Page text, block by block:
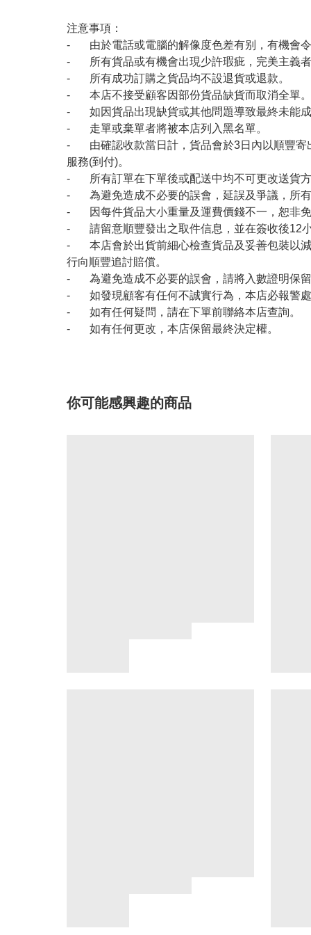
注意事項：
- 由於電話或電腦的解像度色差有别，有機會令
- 所有貨品或有機會出現少許瑕疵，完美主義
- 所有成功訂購之貨品均不設退貨或退款。
- 本店不接受顧客因部份貨品缺貨而取消全單。
- 如因貨品出現缺貨或其他問題導致最終未能成
- 走單或棄單者將被本店列入黑名單。
- 由確認收款當日計，貨品會於3日內以順豐寄
服務(到付)。
- 所有訂單在下單後或配送中均不可更改送貨方
- 為避免造成不必要的誤會，延誤及爭議，所
- 因每件貨品大小重量及運費價錢不一，恕非免
- 請留意順豐發出之取件信息，並在簽收後12
- 本店會於出貨前細心檢查貨品及妥善包裝以減
行向順豐追討賠償。
- 為避免造成不必要的誤會，請將入數證明保留
- 如發現顧客有任何不誠實行為，本店必報警
- 如有任何疑問，請在下單前聯絡本店查詢。
- 如有任何更改，本店保留最終決定權。
你可能感興趣的商品